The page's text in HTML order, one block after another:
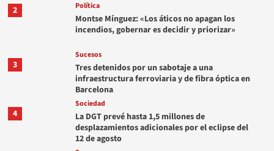
2 Política
Montse Mínguez: «Los áticos no apagan los
incendios, gobernar es decidir y priorizar»
3
Sucesos
Tres detenidos por un sabotaje a una
infraestructura ferroviaria y de fibra óptica en
Barcelona
4
Sociedad
La DGT prevé hasta 1,5 millones de
desplazamientos adicionales por el eclipse del
12 de agosto